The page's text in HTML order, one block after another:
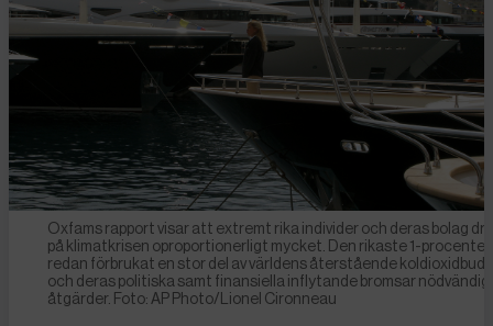
Oxfams rapport visar att extremt rika individer och deras bolag
på klimatkrisen oproportionerligt mycket. Den rikaste 1-
redan förbrukat en stor del av världens återstående
och deras politiska samt finansiella inflytande bromsar
åtgärder. Foto: AP Photo/Lionel Cironneau